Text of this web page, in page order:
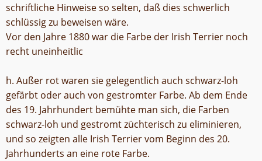
schriftliche Hinweise so selten, daß dies schwerlich
schlüssig zu beweisen wäre.
Vor den Jahre 1880 war die Farbe der Irish Terrier noch
recht uneinheitlic
h. Außer rot waren sie gelegentlich auch schwarz-loh
gefärbt oder auch von gestromter Farbe. Ab dem Ende
des 19. Jahrhundert bemühte man sich, die Farben
schwarz-loh und gestromt züchterisch zu eliminieren,
und so zeigten alle Irish Terrier vom Beginn des 20.
Jahrhunderts an eine rote Farbe.